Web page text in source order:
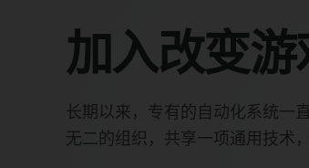
加入改变游
长期以来，专有的自动化系统一
无二的组织，共享一项通用技术